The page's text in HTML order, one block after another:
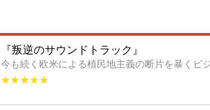
『叛逆のサウンドトラック』
今も続く欧米による植民地主義の断片を暴くビ
★★★★★